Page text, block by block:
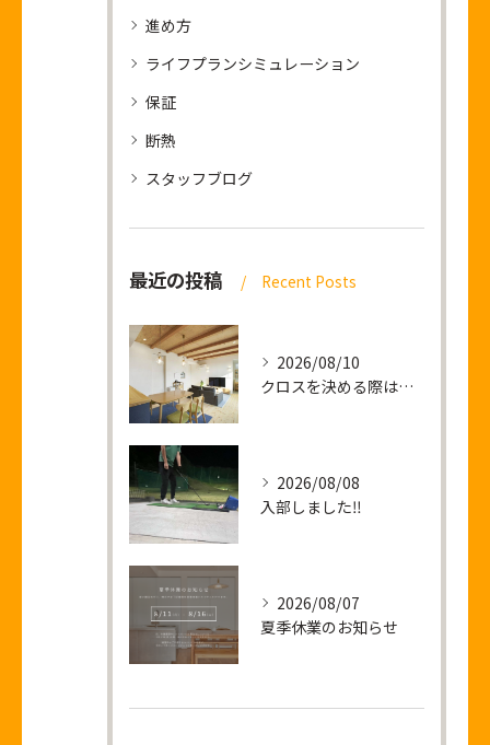
進め方
ライフプランシミュレーション
保証
断熱
スタッフブログ
最近の投稿 Recent Posts
2026/08/10
クロスを決める際は僕の顔をご利用ください
2026/08/08
入部しました‼
2026/08/07
夏季休業のお知らせ